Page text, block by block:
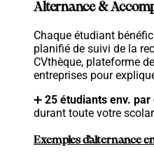
Alternance &
Chaque étudiant
planifié de suivi de la
CVthèque, plateforme
entreprises pour
➕ 25 étudiants env. par
durant toute votre
Exemples d’alternance